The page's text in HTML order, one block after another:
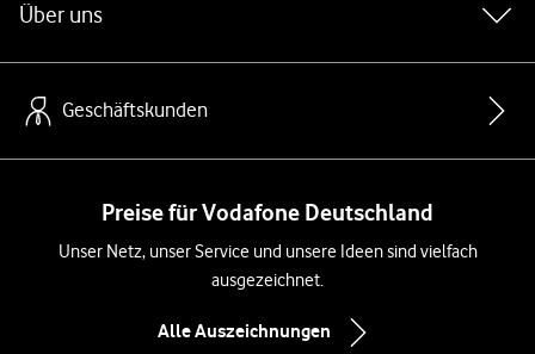
Über uns
Geschäftskunden
Preise für Vodafone Deutschland
Unser Netz, unser Service und unsere Ideen sind vielfach
ausgezeichnet.
Alle Auszeichnungen